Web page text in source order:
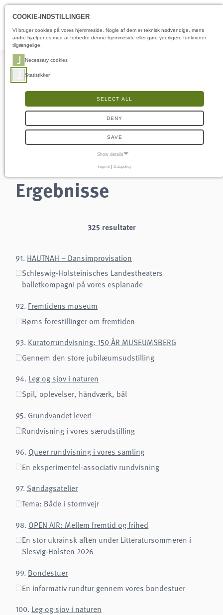
Suche
Ergebnisse
325 resultater
91. HAUTNAH – Dansimprovisation
Schleswig-Holsteinisches Landestheaters
balletkompagni på vores esplanade
92. Fremtidens museum
Børns forestillinger om fremtiden
93. Kuratorrundvisning: 150 ÅR MUSEUMSBERG
Gennem den store jubilæumsudstilling
94. Leg og sjov i naturen
Spil, oplevelser, håndværk, bål
95. Grundvandet lever!
Rundvisning i vores særudstilling
96. Queer rundvisning i vores samling
En eksperimentel-associativ rundvisning
97. Søndagsatelier
Tema: Både i stormvejr
98. OPEN AIR: Mellem fremtid og frihed
En stor ukrainsk aften under Litteratursommeren i
Slesvig-Holsten 2026
99. Bondestuer
En informativ rundtur gennem vores bondestuer
100. Leg og sjov i naturen
COOKIE-INDSTILLINGER
Vi bruger cookies på vores hjemmeside. Nogle af dem er teknisk nødvendige, mens
andre hjælper os med at forbedre denne hjemmeside eller gøre yderligere funktioner
tilgængelige.
Necessary cookies
Statistikker
SELECT ALL
DENY
SAVE
Show details
hjemmesiden fungerer korrekt.
Cookie duration:
1 år
fe_typo3_user
Provider:
naturwissenschaftliches-museum.de
Session
STATISTIKKER
Vi bruger Matomo til anonym analyse af vores hjemmeside for at forbedre vores
tjenester. Der gemmes ingen cookies.
analytics
Provider:
Imprint | Datapolicy